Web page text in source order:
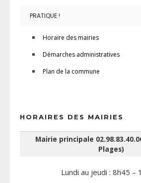
PRATIQUE !
Horaire des mairies
Démarches administratives
Plan de la commune
HORAIRES DES MAIRIES
Mairie principale
Plages)
Lundi au jeudi : 8h45 –